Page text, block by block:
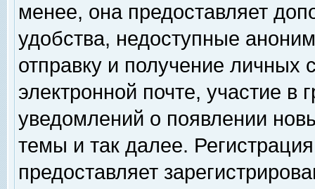
менее, она предоставляет
удобства, недоступные
отправку и получение личных
электронной почте, участие в
уведомлений о появлении
темы и так далее.
предоставляет